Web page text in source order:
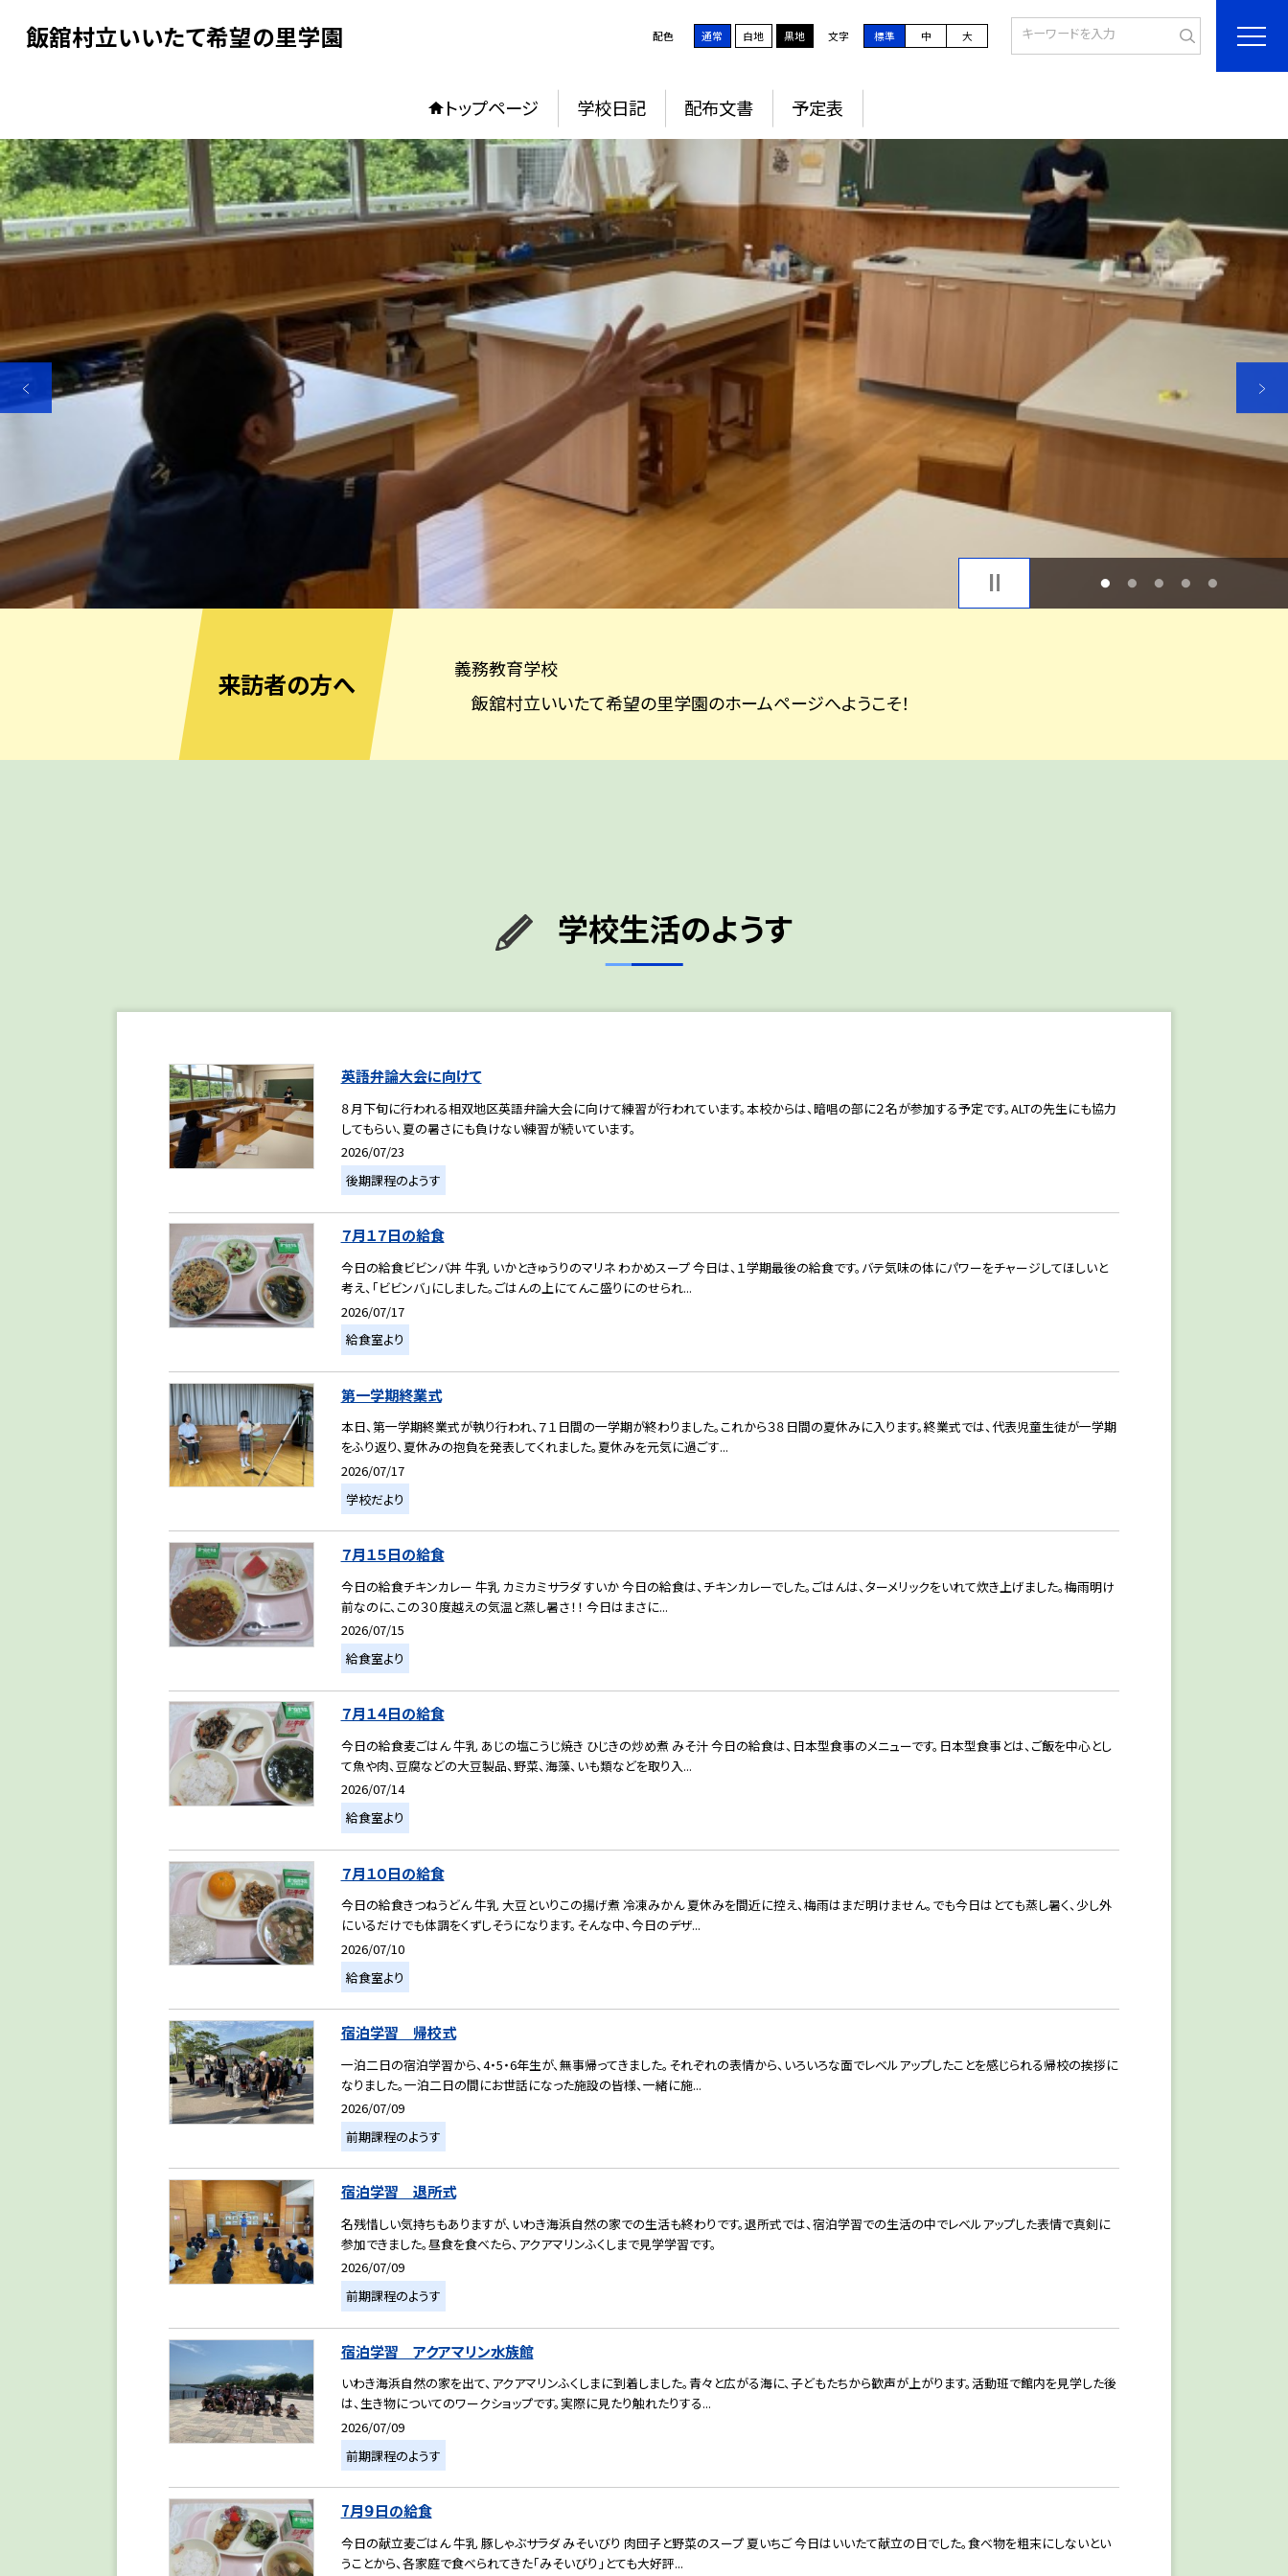
飯舘村立いいたて希望の里学園 配色 通常 白地 黒地 文字 標準 中 大
トップページ 学校日記 配布文書 予定表
1 2 3 4 5
来訪者の方へ
義務教育学校
飯舘村立いいたて希望の里学園のホームページへようこそ！
学校生活のようす
英語弁論大会に向けて
８月下旬に行われる相双地区英語弁論大会に向けて練習が行われています。本校からは、暗唱の部に２名が参加する予定です。ALTの先生にも協力
してもらい、夏の暑さにも負けない練習が続いています。
2026/07/23
後期課程のようす
７月１７日の給食
今日の給食ビビンバ丼 牛乳 いかときゅうりのマリネ わかめスープ 今日は、１学期最後の給食です。バテ気味の体にパワーをチャージしてほしいと
考え、「ビビンバ」にしました。ごはんの上にてんこ盛りにのせられ...
2026/07/17
給食室より
第一学期終業式
本日、第一学期終業式が執り行われ、７１日間の一学期が終わりました。これから３８日間の夏休みに入ります。終業式では、代表児童生徒が一学期
をふり返り、夏休みの抱負を発表してくれました。夏休みを元気に過ごす...
2026/07/17
学校だより
７月１５日の給食
今日の給食チキンカレー 牛乳 カミカミサラダ すいか 今日の給食は、チキンカレーでした。ごはんは、ターメリックをいれて炊き上げました。梅雨明け
前なのに、この３０度越えの気温と蒸し暑さ！！ 今日はまさに...
2026/07/15
給食室より
７月１４日の給食
今日の給食麦ごはん 牛乳 あじの塩こうじ焼き ひじきの炒め煮 みそ汁 今日の給食は、日本型食事のメニューです。日本型食事とは、ご飯を中心とし
て魚や肉、豆腐などの大豆製品、野菜、海藻、いも類などを取り入...
2026/07/14
給食室より
７月１０日の給食
今日の給食きつねうどん 牛乳 大豆といりこの揚げ煮 冷凍みかん 夏休みを間近に控え、梅雨はまだ明けません。でも今日はとても蒸し暑く、少し外
にいるだけでも体調をくずしそうになります。そんな中、今日のデザ...
2026/07/10
給食室より
宿泊学習 帰校式
一泊二日の宿泊学習から、4・5・6年生が、無事帰ってきました。それぞれの表情から、いろいろな面でレベルアップしたことを感じられる帰校の挨拶に
なりました。一泊二日の間にお世話になった施設の皆様、一緒に施...
2026/07/09
前期課程のようす
宿泊学習 退所式
名残惜しい気持ちもありますが、いわき海浜自然の家での生活も終わりです。退所式では、宿泊学習での生活の中でレベルアップした表情で真剣に
参加できました。昼食を食べたら、アクアマリンふくしまで見学学習です。
2026/07/09
前期課程のようす
宿泊学習 アクアマリン水族館
いわき海浜自然の家を出て、アクアマリンふくしまに到着しました。青々と広がる海に、子どもたちから歓声が上がります。活動班で館内を見学した後
は、生き物についてのワークショップです。実際に見たり触れたりする...
2026/07/09
前期課程のようす
7月９日の給食
今日の献立麦ごはん 牛乳 豚しゃぶサラダ みそいびり 肉団子と野菜のスープ 夏いちご 今日はいいたて献立の日でした。食べ物を粗末にしないとい
うことから、各家庭で食べられてきた「みそいびり」とても大好評...